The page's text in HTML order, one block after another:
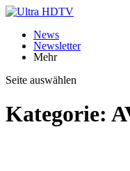
News
Newsletter
Mehr
Seite auswählen
Kategorie: